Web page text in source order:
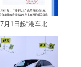
7月1日起“港车北